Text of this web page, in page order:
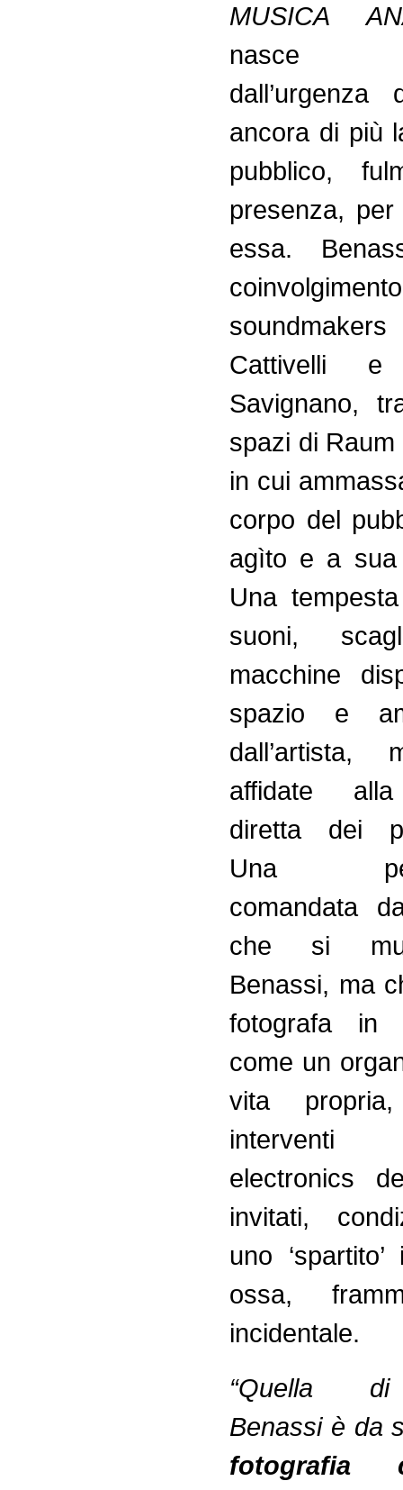
MUSICA
nasce
dall’urgenza
ancora di più
pubblico,
presenza,
essa.
Cattivelli e
Savignano,
spazi di
in cui
corpo del
agìto e a sua
Una
suoni,
macchine
spazio e
dall’artista,
affidate
diretta dei
Una
comandata
che si
Benassi, ma
fotografa in
come un
vita
electronics
invitati,
uno
ossa,
incidentale.
“Quella
Benassi è da
fotografia